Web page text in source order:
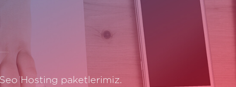
Seo Hosting paketlerimiz.